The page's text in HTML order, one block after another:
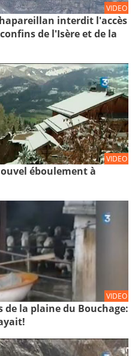
VIDEO
interdit l'accès
de l'Isère et de la
VIDEO
éboulement à
VIDEO
la plaine du Bouchage: